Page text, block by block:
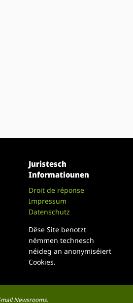
Juristesch
Informatiounen
Droit de réponse
Impressum
Datenschutz
Dëse Site benotzt
nëmmen technesch
néideg an anonymiséiert
Cookies.
Newsrooms.